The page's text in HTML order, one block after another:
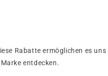
Rabatte ermöglichen es uns
entdecken.